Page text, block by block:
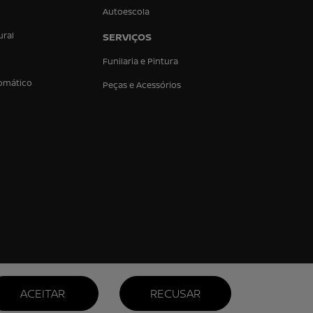
Autoescola
SERVIÇOS
Funilaria e Pintura
Peças e Acessórios
ACEITAR RECUSAR